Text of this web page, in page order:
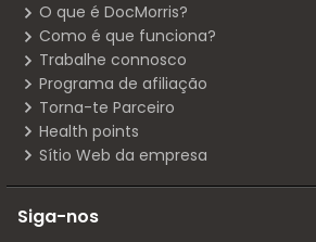
O que é DocMorris?
Como é que funciona?
Trabalhe connosco
Programa de afiliação
Torna-te Parceiro
Health points
Sítio Web da empresa
Siga-nos